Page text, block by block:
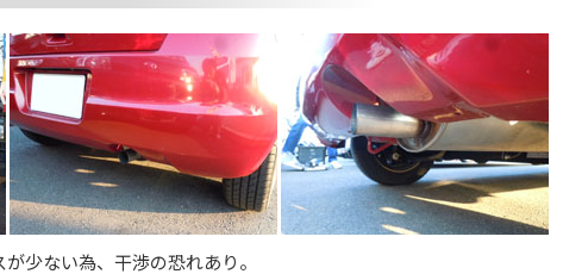
少ない為、干渉の恐れあり。